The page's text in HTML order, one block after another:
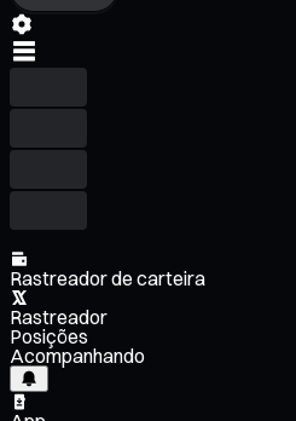
Rastreador de carteira
Rastreador
Posições
Acompanhando